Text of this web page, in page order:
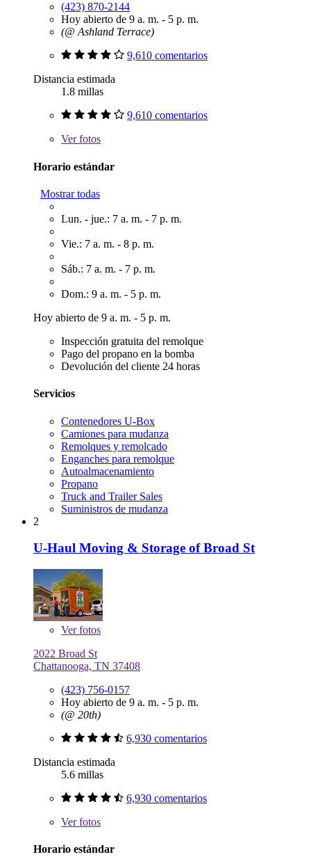
(423) 870-2144
Hoy abierto de 9 a. m. - 5 p. m.
(@ Ashland Terrace)
9,610 comentarios
Distancia estimada
1.8 millas
9,610 comentarios
Verfotos
Horario estándar
Mostrar todas
Lun. - jue.: 7 a. m. - 7 p. m.
Vie.: 7 a. m. - 8 p. m.
Sáb.: 7 a. m. - 7 p. m.
Dom.: 9 a. m. - 5 p. m.
Hoy abierto de 9 a. m. - 5 p. m.
Inspección gratuita del remolque
Pago del propano en la bomba
Devolución del cliente 24 horas
Servicios
Contenedores U-Box
Camiones para mudanza
Remolques y remolcado
Enganches para remolque
Autoalmacenamiento
Propano
Truck and Trailer Sales
Suministros de mudanza
2
U-Haul Moving & Storage of Broad St
Verfotos
2022 Broad St
Chattanooga, TN 37408
(423) 756-0157
Hoy abierto de 9 a. m. - 5 p. m.
(@ 20th)
6,930 comentarios
Distancia estimada
5.6 millas
6,930 comentarios
Verfotos
Horario estándar